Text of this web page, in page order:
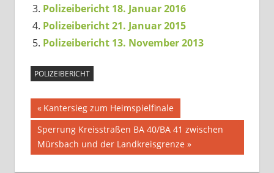
Polizeibericht 18. Januar 2016
Polizeibericht 21. Januar 2015
Polizeibericht 13. November 2013
POLIZEIBERICHT
Beitragsnavigation
Vorheriger
Beitrag:
Kantersieg zum Heimspielfinale
Nächster
Beitrag:
Sperrung Kreisstraßen BA 40/BA 41 zwischen
Mürsbach und der Landkreisgrenze